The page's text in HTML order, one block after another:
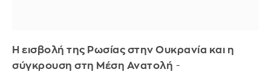
Η εισβολή της Ρωσίας στην Ουκρανία και η
σύγκρουση στη Μέση Ανατολή -